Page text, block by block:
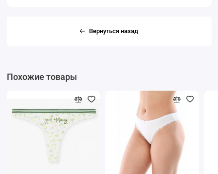
Вернуться назад
Похожие товары